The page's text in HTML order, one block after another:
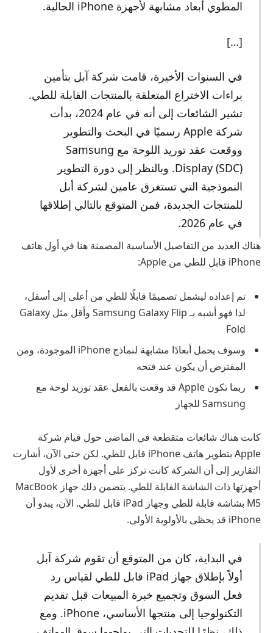
المطوي أبعاد مشابهة لأجهزة iPhone الحالية.
[…]
في السنوات الأخيرة، قامت شركة آبل بتأمين
براءات الاختراع المتعلقة بالمنتجات القابلة للطي.
تشير الشائعات إلى أنه في عام 2024، بدأت
شركة Apple رسميًا في البحث والتطوير
ووقعت عقد توريد اللوحة مع Samsung
Display (SDC). وبالنظر إلى دورة التطوير
النموذجية التي تستغرق عامين لشركة أبل
للمنتجات الجديدة، فمن المتوقع بالتالي إطلاقها
في عام 2026.
هناك العديد من التفاصيل الأساسية المضمنة هنا في أول هاتف
iPhone قابل للطي من Apple:
تم إعداده ليشمل تصميمًا قابلًا للطي من أعلى إلى أسفل،
لذا فهو أشبه بـ Samsung Galaxy Flip وأقل مثل Galaxy
Fold
وسوف يحمل أبعادًا مشابهة لنماذج iPhone الموجودة، ومن
المفترض أن يكون عند فتحه
ربما تكون Apple قد وقعت بالفعل عقد توريد لوحة مع
Samsung للجهاز
كانت هناك شائعات متقطعة في الماضي حول قيام شركة
Apple بتطوير هاتف iPhone قابل للطي. لكن حتى الآن، أشارت
التقارير إلى أن الشركة كانت تركز على أجهزة أخرى لأول
أجهزتها ذات الشاشة القابلة للطي. يتضمن ذلك جهاز MacBook
M5 بشاشة قابلة للطي وجهاز iPad قابل للطي. الآن، يبدو أن
iPhone قد يحظى بالأولوية الأولى.
في البداية، كان من المتوقع أن تقوم شركة آبل
أولاً بإطلاق جهاز iPad قابل للطي لقياس رد
فعل السوق وتجميع خبرة المبيعات قبل تقديم
التكنولوجيا إلى منتجها الأساسي، iPhone. ومع